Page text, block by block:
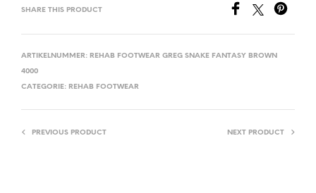
SHARE THIS PRODUCT
ARTIKELNUMMER: REHAB FOOTWEAR GREG SNAKE FANTASY BROWN
4000
CATEGORIE: REHAB FOOTWEAR
PREVIOUS PRODUCT NEXT PRODUCT